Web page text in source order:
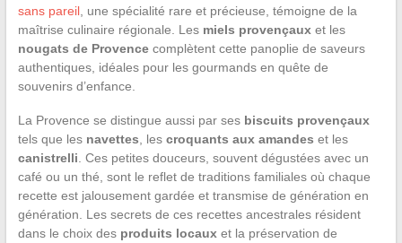
sans pareil, une spécialité rare et précieuse, témoigne de la
maîtrise culinaire régionale. Les miels provençauxet les
nougats de Provencecomplètent cette panoplie de saveurs
authentiques, idéales pour les gourmands en quête de
souvenirs d’enfance.
La Provence se distingue aussi par ses biscuits provençaux
tels que les navettes , les croquants aux amandes et les
canistrelli . Ces petites douceurs, souvent dégustées avec un
café ou un thé, sont le reflet de traditions familiales où chaque
recette est jalousement gardée et transmise de génération en
génération. Les secrets de ces recettes ancestrales résident
dans le choix des produits locauxet la préservation de